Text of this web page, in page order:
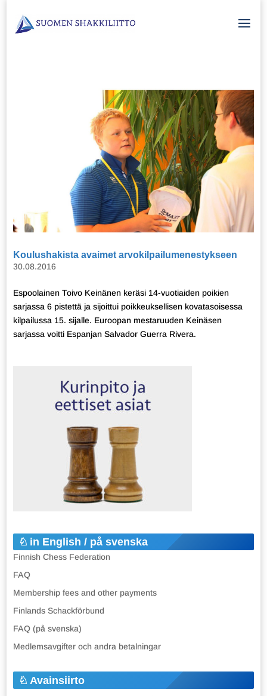
Koulushakista avaimet arvokilpailumenestykseen
30.08.2016
Espoolainen Toivo Keinänen keräsi 14-vuotiaiden poikien
sarjassa 6 pistettä ja sijoittui poikkeuksellisen kovatasoisessa
kilpailussa 15. sijalle. Euroopan mestaruuden Keinäsen
sarjassa voitti Espanjan Salvador Guerra Rivera.
in English / på svenska
Finnish Chess Federation
FAQ
Membership fees and other payments
Finlands Schackförbund
FAQ (på svenska)
Medlemsavgifter och andra betalningar
Avainsiirto